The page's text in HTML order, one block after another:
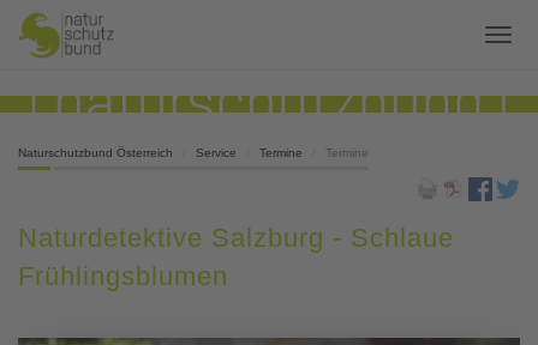
Naturschutzbund Österreich Service Termine Termine
Naturdetektive Salzburg - Schlaue
Frühlingsblumen